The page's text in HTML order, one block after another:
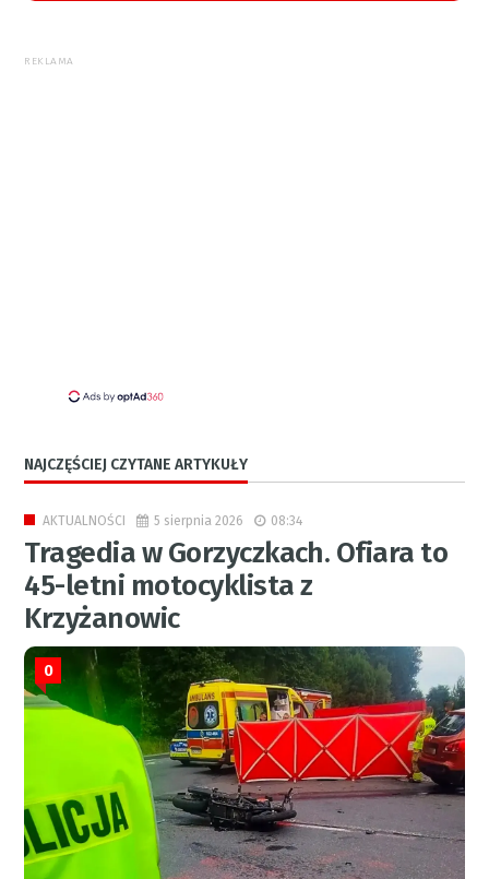
REKLAMA
NAJCZĘŚCIEJ CZYTANE ARTYKUŁY
AKTUALNOŚCI 5 sierpnia 2026 08:34
Tragedia w Gorzyczkach. Ofiara to
45-letni motocyklista z
Krzyżanowic
0